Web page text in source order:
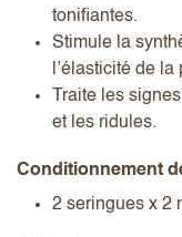
tonifiantes.
Stimule la
l’élasticité de la
Traite les
et les ridules.
Conditionnement
2 seringues x 2